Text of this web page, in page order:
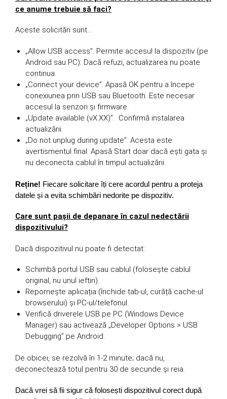
ce anume trebuie să faci?
Aceste solicitări sunt…
„Allow USB access”. Permite accesul la dispozitiv (pe
Android sau PC). Dacă refuzi, actualizarea nu poate
continua.
„Connect your device”. Apasă OK pentru a începe
conexiunea prin USB sau Bluetooth. Este necesar
accesul la senzori și firmware.
„Update available (vX.XX)”. Confirmă instalarea
actualizării.
„Do not unplug during update”. Acesta este
avertismentul final. Apasă Start doar dacă ești gata și
nu deconecta cablul în timpul actualizării.
Reține! Fiecare solicitare îți cere acordul pentru a proteja
datele și a evita schimbări nedorite pe dispozitiv.
Care sunt pașii de depanare în cazul nedectării
dispozitivului?
Dacă dispozitivul nu poate fi detectat:
Schimbă portul USB sau cablul (folosește cablul
original, nu unul ieftin).
Repornește aplicația (închide tab-ul, curăță cache-ul
browserului) și PC-ul/telefonul.
Verifică driverele USB pe PC (Windows Device
Manager) sau activează „Developer Options > USB
Debugging” pe Android.
De obicei, se rezolvă în 1-2 minute; dacă nu,
deconectează totul pentru 30 de secunde și reia.
Dacă vrei să fii sigur că folosești dispozitivul corect după